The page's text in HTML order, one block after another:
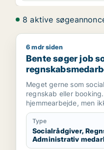
8 aktive
Bente søger job
6 mdr siden
Bente søger job
medarbejder /
Meget gerne som
regnskab eller
hjemmearbejde, men
Sekretær for
Type
Socialrådgiver,
Administrativ